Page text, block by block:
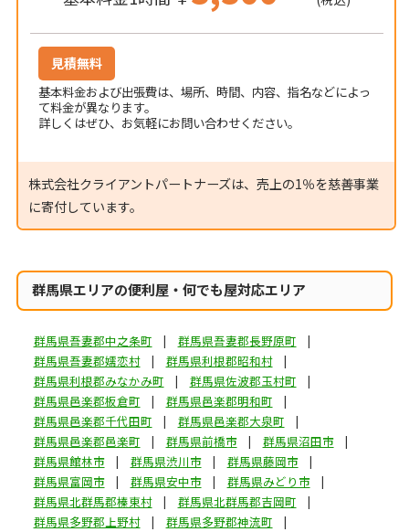
見積無料
基本料金および出張費は、場所、時間、内容、指名などによっ
て料金が異なります。
詳しくはぜひ、お気軽にお問い合わせください。
株式会社クライアントパートナーズは、売上の1％を慈善事業
に寄付しています。
群馬県エリアの便利屋・何でも屋対応エリア
群馬県吾妻郡中之条町
群馬県吾妻郡長野原町
群馬県吾妻郡嬬恋村
群馬県利根郡昭和村
群馬県利根郡みなかみ町
群馬県佐波郡玉村町
群馬県邑楽郡板倉町
群馬県邑楽郡明和町
群馬県邑楽郡千代田町
群馬県邑楽郡大泉町
群馬県邑楽郡邑楽町
群馬県前橋市
群馬県沼田市
群馬県館林市
群馬県渋川市
群馬県藤岡市
群馬県富岡市
群馬県安中市
群馬県みどり市
群馬県北群馬郡榛東村
群馬県北群馬郡吉岡町
群馬県多野郡上野村
群馬県多野郡神流町